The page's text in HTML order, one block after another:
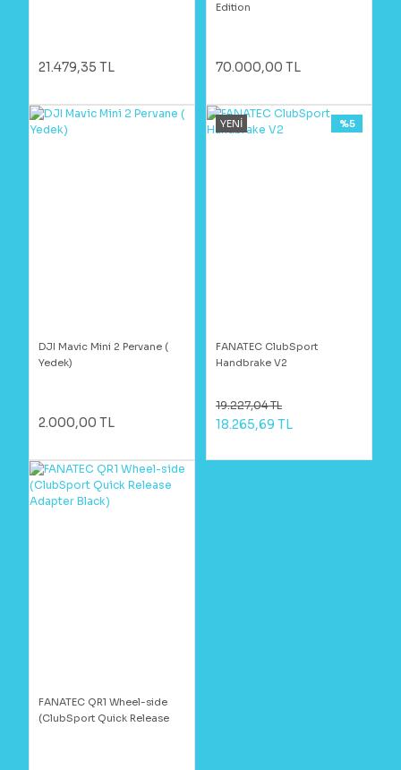
21.479,35 TL
Edition
70.000,00 TL
DJI Mavic Mini 2 Pervane (
Yedek)
2.000,00 TL
YENİ
FANATEC ClubSport
Handbrake V2
%5
19.227,04 TL
18.265,69 TL
FANATEC QR1 Wheel-side
(ClubSport Quick Release